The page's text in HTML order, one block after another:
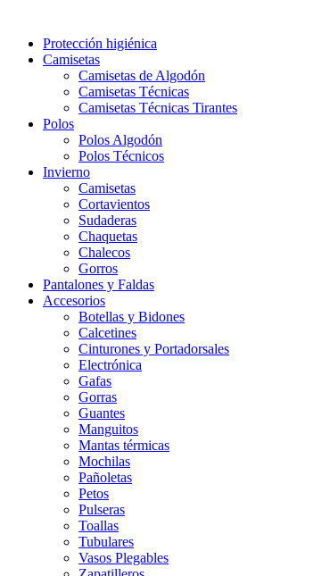
Protección higiénica
Camisetas
Camisetas de Algodón
Camisetas Técnicas
Camisetas Técnicas Tirantes
Polos
Polos Algodón
Polos Técnicos
Invierno
Camisetas
Cortavientos
Sudaderas
Chaquetas
Chalecos
Gorros
Pantalones y Faldas
Accesorios
Botellas y Bidones
Calcetines
Cinturones y Portadorsales
Electrónica
Gafas
Gorras
Guantes
Manguitos
Mantas térmicas
Mochilas
Pañoletas
Petos
Pulseras
Toallas
Tubulares
Vasos Plegables